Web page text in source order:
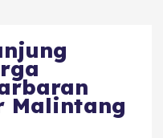
Malintang